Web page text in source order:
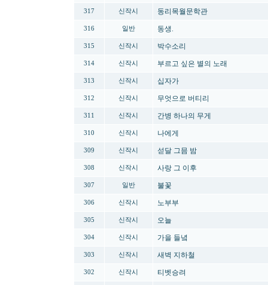
317 신작시 동리목월문학관
316 일반 동생.
315 신작시 박수소리
314 신작시 부르고 싶은 별의 노래
313 신작시 십자가
312 신작시 무엇으로 버티리
311 신작시 간병 하나의 무게
310 신작시 나에게
309 신작시 섣달 그믐 밤
308 신작시 사랑 그 이후
307 일반 불꽃
306 신작시 노부부
305 신작시 오늘
304 신작시 가을 들녘
303 신작시 새벽 지하철
302 신작시 티벳승려